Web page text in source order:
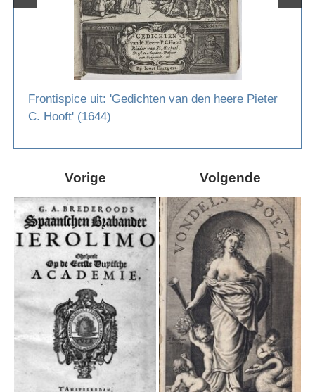
Frontispice uit: 'Gedichten van den heere Pieter
C. Hooft' (1644)
Vorige Volgende